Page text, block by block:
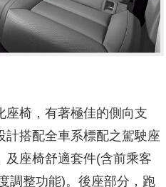
座椅，有著極佳的側向支
計搭配全車系標配之駕駛座
及座椅舒適套件(含前乘客
調整功能)。後座部分，跑